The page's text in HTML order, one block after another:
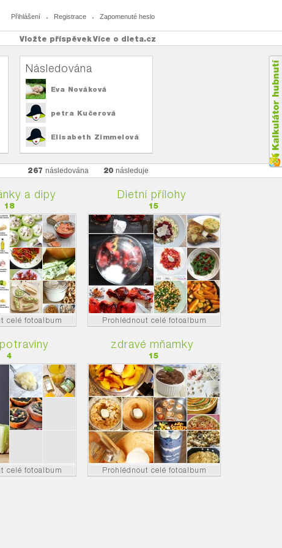
Přihlášení Registrace Zapomenuté heslo
Více o dieta.cz
Vložte příspěvek
Následována
Eva Nováková
petra Kučerová
Elisabeth Zimmelová
267 následována 20 následuje
a dipy
18
celé fotoalbum
Dietní přílohy
15
Prohlédnout celé fotoalbum
4
celé fotoalbum
zdravé mňamky
15
Prohlédnout celé fotoalbum